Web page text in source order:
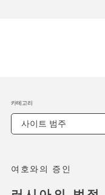
여호와의 증인
카테고리
사이트 범주